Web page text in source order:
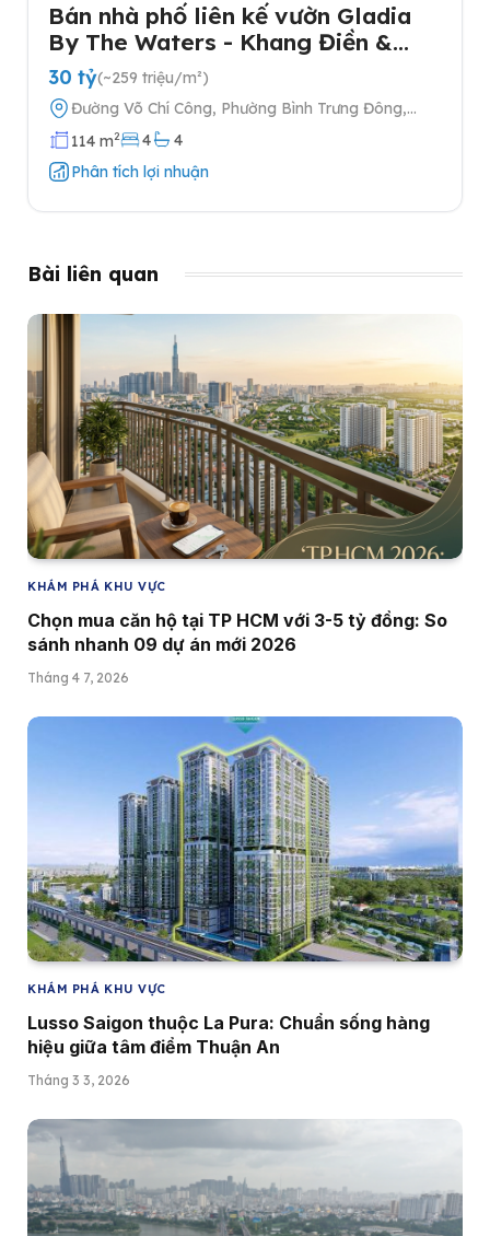
Bán nhà phố liên kế vườn Gladia
By The Waters - Khang Điền &
Keppel tại Quận 2
30 tỷ(~259 triệu/m²)
Đường Võ Chí Công, Phường Bình Trưng Đông,
Quận 2, Thành phố Hồ Chí Minh
114 m2 4
4
Phân tích lợi nhuận
Bài liên quan
KHÁM PHÁ KHU VỰC
Chọn mua căn hộ tại TP HCM với 3-5 tỷ đồng: So
sánh nhanh 09 dự án mới 2026
Tháng 4 7, 2026
KHÁM PHÁ KHU VỰC
Lusso Saigon thuộc La Pura: Chuẩn sống hàng
hiệu giữa tâm điểm Thuận An
Tháng 3 3, 2026